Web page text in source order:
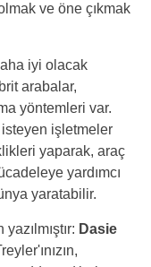
ve öne çıkmak
iyi olacak
arabalar,
yöntemleri var.
işletmeler
yaparak, araç
yardımcı
yaratabilir.
Dasie